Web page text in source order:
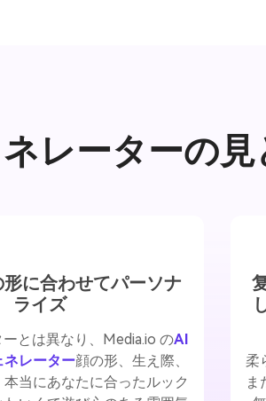
レーターの見
に合わせてパーソナ
ライズ
とは異なり、Media.io のAI
ネレーター顔の形、生え際、
当にあなたに合ったルック
柔
ま